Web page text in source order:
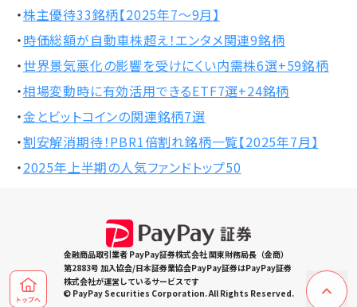
・株主優待33銘柄【2025年7～9月】
・時価総額が自動車株超え！エンタメ関連9銘柄
・世界景気悪化の影響を受けにくい内需株6選+59銘柄
・相場変動時に有効活用できるETF7選+24銘柄
・金とビットコインの関連銘柄7選
・割安解消期待！PBR1倍割れ銘柄一覧【2025年7月】
・2025年上半期の人気ファンドトップ50
金融商品取引業者 PayPay証券株式会社 関東財務局長（金商）
第2883号 加入協会/日本証券業協会PayPay証券はPayPay証券
株式会社が運営しているサービスです
© PayPay Securities Corporation. All Rights Reserved.